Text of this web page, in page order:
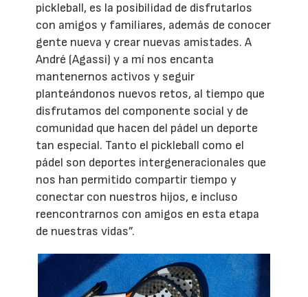
pickleball, es la posibilidad de disfrutarlos
con amigos y familiares, además de conocer
gente nueva y crear nuevas amistades. A
André (Agassi) y a mí nos encanta
mantenernos activos y seguir
planteándonos nuevos retos, al tiempo que
disfrutamos del componente social y de
comunidad que hacen del pádel un deporte
tan especial. Tanto el pickleball como el
pádel son deportes intergeneracionales que
nos han permitido compartir tiempo y
conectar con nuestros hijos, e incluso
reencontrarnos con amigos en esta etapa
de nuestras vidas”.